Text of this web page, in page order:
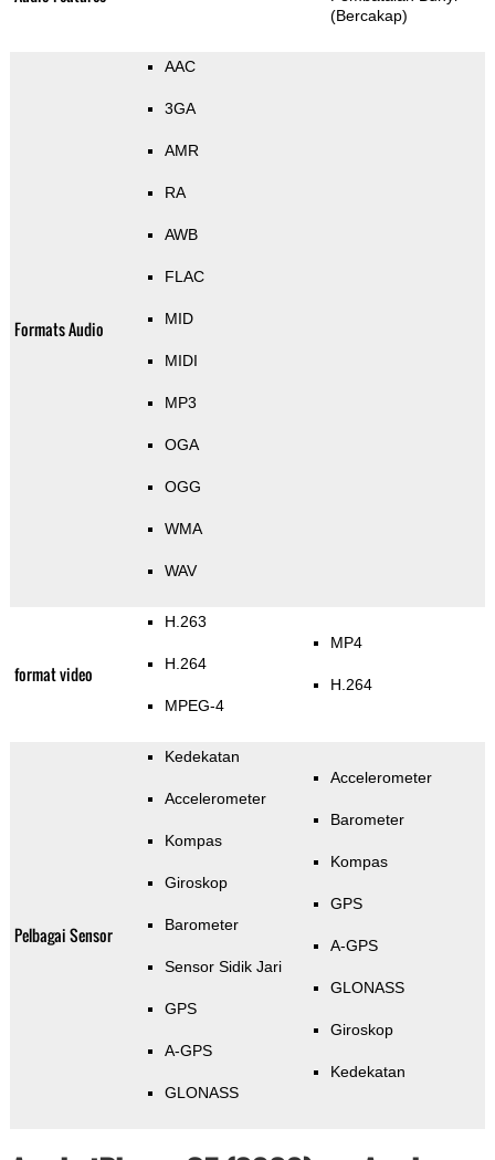
(Bercakap)
Formats Audio
AAC
3GA
AMR
RA
AWB
FLAC
MID
MIDI
MP3
OGA
OGG
WMA
WAV
format video
H.263
H.264
MPEG-4
MP4
H.264
Pelbagai Sensor
Kedekatan
Accelerometer
Kompas
Giroskop
Barometer
Sensor Sidik Jari
GPS
A-GPS
GLONASS
Accelerometer
Barometer
Kompas
GPS
A-GPS
GLONASS
Giroskop
Kedekatan